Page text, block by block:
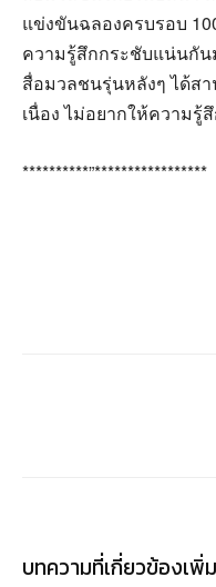
แข่งขันฉลองครบรอบ
ความรู้สึกกระชับแน่นกัน
สื่อมวลชนรุ่นหลังๆ ได้ส
เนื่อง ไม่อยากให้ความรู้
**********”*****************
บทความที่เกี่ยวข้องเพิ่